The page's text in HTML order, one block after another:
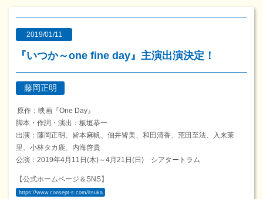
2019/01/11
『いつか～one fine day』主演出演決定！
藤岡正明
原作：映画『One Day』
脚本・作詞・演出：板垣恭一
出演：藤岡正明、皆本麻帆、佃井皆美、和田清香、荒田至法、入来茉
里、小林タカ鹿、内海啓貴
公演：2019年4月11日(木)～4月21日(日) シアタートラム
【公式ホームページ＆SNS】
https://www.consept-s.com/itsuka